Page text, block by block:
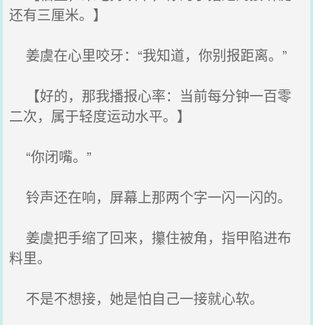
还有三厘米。】
姜虞在心里咬牙：“我知道，你别报距离。”
【好的，那我播报心率：当前每分钟一百零
二次，属于轻度运动水平。】
“你闭嘴。”
铃声还在响，屏幕上那两个字一闪一闪的。
姜虞把手缩了回来，攥住被角，指甲陷进布
料里。
不是不想接，她是怕自己一接就心软。